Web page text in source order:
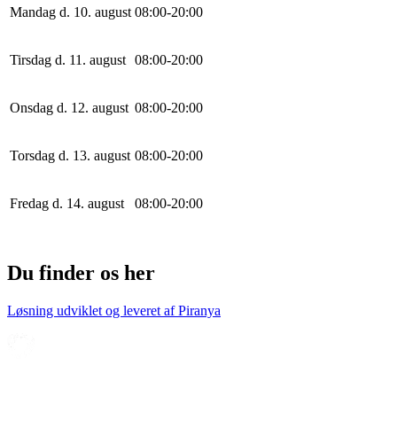
Mandag d. 10. august 08:00-20:00
Tirsdag d. 11. august 08:00-20:00
Onsdag d. 12. august 08:00-20:00
Torsdag d. 13. august 08:00-20:00
Fredag d. 14. august 08:00-20:00
Du finder os her
Løsning udviklet og leveret afPiranya